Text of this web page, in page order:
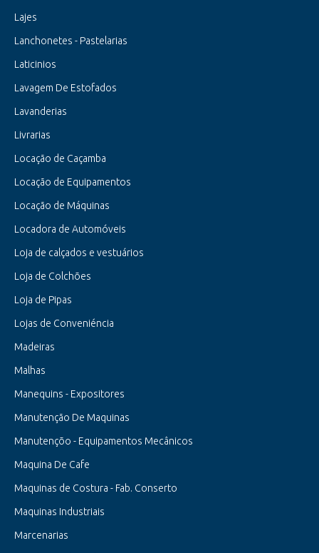
Lajes
Lanchonetes - Pastelarias
Laticinios
Lavagem De Estofados
Lavanderias
Livrarias
Locação de Caçamba
Locação de Equipamentos
Locação de Máquinas
Locadora de Automóveis
Loja de calçados e vestuários
Loja de Colchões
Loja de Pipas
Lojas de Conveniéncia
Madeiras
Malhas
Manequins - Expositores
Manutenção De Maquinas
Manutençõo - Equipamentos Mecânicos
Maquina De Cafe
Maquinas de Costura - Fab. Conserto
Maquinas Industriais
Marcenarias